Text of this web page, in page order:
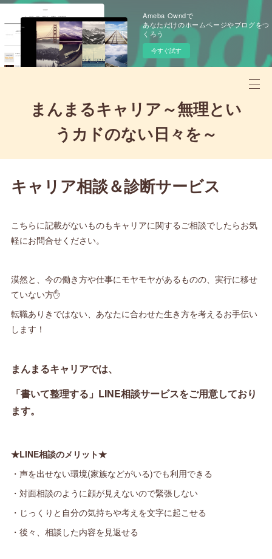
Ameba Owndで
あなただけのホームページやブログをつ
くろう
今すぐ試す
まんまるキャリア～無理とい
うカドのない日々を～
キャリア相談＆診断サービス
こちらに記載がないものもキャリアに関するご相談でしたらお気
軽にお問合せください。
漠然と、今の働き方や仕事にモヤモヤがあるものの、実行に移せ
ていない方✋
転職ありきではない、あなたに合わせた生き方を考えるお手伝い
します！
まんまるキャリアでは、
「書いて整理する」LINE相談サービスをご用意しており
ます。
★LINE相談のメリット★
・声を出せない環境(家族などがいる)でも利用できる
・対面相談のように顔が見えないので緊張しない
・じっくりと自分の気持ちや考えを文字に起こせる
・後々、相談した内容を見返せる